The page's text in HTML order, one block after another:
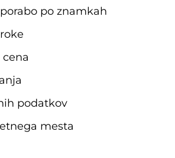
po znamkah
podatkov
mesta